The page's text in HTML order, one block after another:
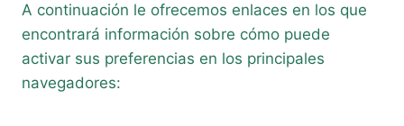
A continuación le ofrecemos enlaces en los que
encontrará información sobre cómo puede
activar sus preferencias en los principales
navegadores: